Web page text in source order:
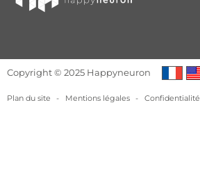
Copyright © 2025 Happyneuron
Plan du site - Mentions légales - Confidentialité